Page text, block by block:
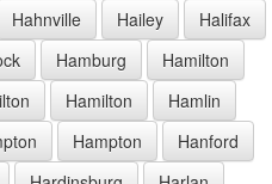
Hahnville Hailey
Halifax
Hamburg
Hamilton
Hamilton
Hamlin
Hampton
Hanford